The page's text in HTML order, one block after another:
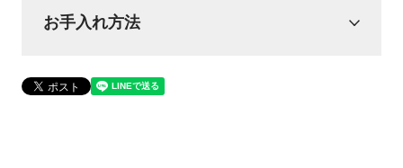
お手入れ方法